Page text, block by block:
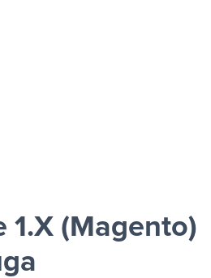
(Magento)